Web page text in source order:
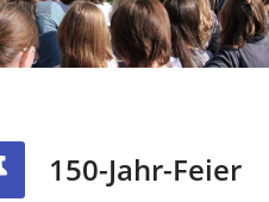
150-Jahr-Feier